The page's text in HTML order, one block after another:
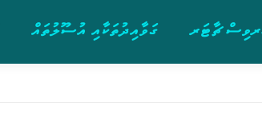
ގަވާއިދުތަކާއި އުސޫލުތައް ޗާޓަރ